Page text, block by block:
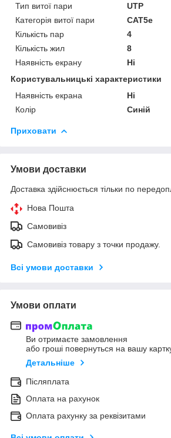
Тип витої пари
UTP
Категорія витої пари
САТ5е
Кількість пар
4
Кількість жил
8
Наявність екрану
Ні
Користувальницькі характеристики
Наявність екрана
Ні
Колір
Синій
Приховати
Умови доставки
Доставка здійснюється тільки по
Нова Пошта
Самовивіз
Самовивіз товару з точки продажу.
Всі умови доставки
Умови оплати
Ви отримаєте замовлення
або гроші повернуться на вашу
Детальніше
Післяплата
Оплата на рахунок
Оплата рахунку за реквізитами